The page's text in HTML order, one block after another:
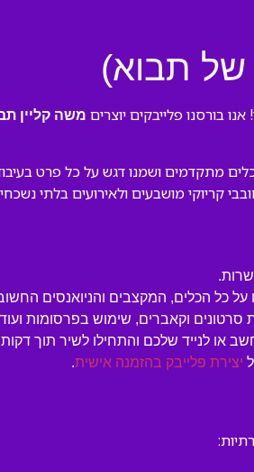
של תבוא)
בורסנו פלייבקים יוצרים משה קליין
מתקדמים ושמנו דגש על כל פרט
קריוקי מושבעים ולאירועים בלתי
על כל הכלים, המקצבים והניואנסים
סרטונים וקאברים, שימוש בפרסומות
יצירת פלייבק בהזמנה אישית.